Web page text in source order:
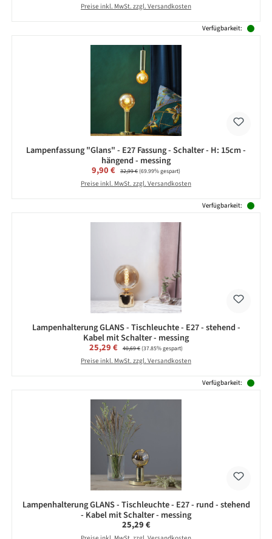
Preise inkl. MwSt. zzgl. Versandkosten
Verfügbarkeit:
Lampenfassung "Glans" - E27 Fassung - Schalter - H: 15cm -
hängend - messing
Verkaufspreis:
9,90 € Regulärer Preis:
32,99 €(69.99% gespart)
Preise inkl. MwSt. zzgl. Versandkosten
Verfügbarkeit:
Lampenhalterung GLANS - Tischleuchte - E27 - stehend -
Kabel mit Schalter - messing
Verkaufspreis:
25,29 € Regulärer Preis:
40,69 €(37.85% gespart)
Preise inkl. MwSt. zzgl. Versandkosten
Verfügbarkeit:
Lampenhalterung GLANS - Tischleuchte - E27 - rund - stehend
- Kabel mit Schalter - messing
Regulärer Preis:
25,29 €